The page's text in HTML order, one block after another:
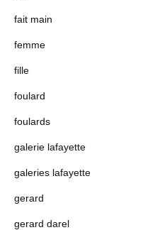
fait main
femme
fille
foulard
foulards
galerie lafayette
galeries lafayette
gerard
gerard darel